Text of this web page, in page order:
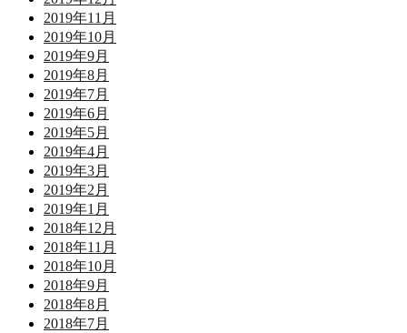
2019年11月
2019年10月
2019年9月
2019年8月
2019年7月
2019年6月
2019年5月
2019年4月
2019年3月
2019年2月
2019年1月
2018年12月
2018年11月
2018年10月
2018年9月
2018年8月
2018年7月